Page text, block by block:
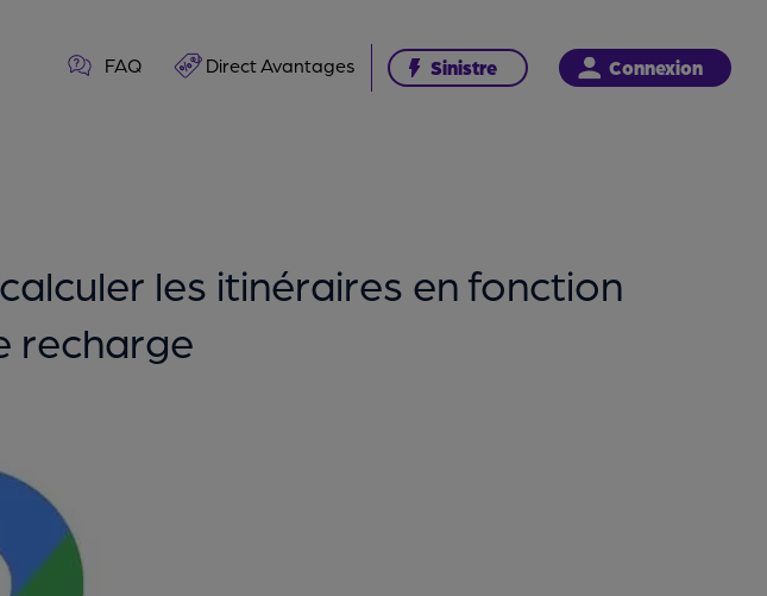
FAQ Direct Avantages Sinistre Connexion
les itinéraires en fonction
recharge